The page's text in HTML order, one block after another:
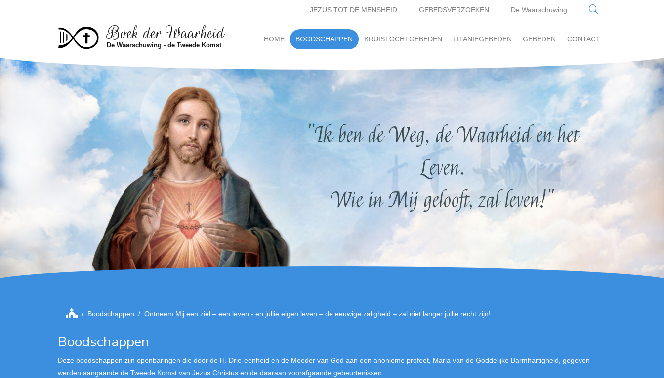
JEZUS TOT DE MENSHEID GEBEDSVERZOEKEN De Waarschuwing
Boek der Waarheid
De Waarschuwing - de Tweede Komst
HOME BOODSCHAPPEN (current)
KRUISTOCHTGEBEDEN LITANIEGEBEDEN GEBEDEN CONTACT
"Ik ben de Weg, de Waarheid en het
Leven.
Wie in Mij gelooft, zal leven!"
Boodschappen Ontneem Mij een ziel – een leven - en jullie eigen leven – de eeuwige zaligheid – zal niet langer jullie recht zijn!
Boodschappen
Deze boodschappen zijn openbaringen die door de H. Drie-eenheid en de Moeder van God aan een anonieme profeet, Maria van de Goddelijke Barmhartigheid, gegeven
werden aangaande de Tweede Komst van Jezus Christus en de daaraan voorafgaande gebeurtenissen.